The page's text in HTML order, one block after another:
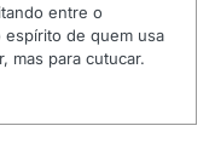
entre o
de quem usa
mas para cutucar.